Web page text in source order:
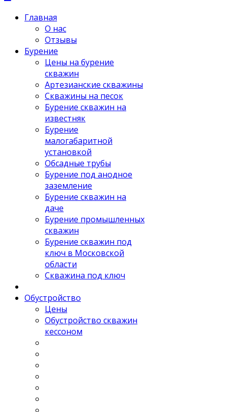
Главная
О нас
Отзывы
Бурение
Цены на бурение
скважин
Артезианские скважины
Скважины на песок
Бурение скважин на
известняк
Бурение
малогабаритной
установкой
Обсадные трубы
Бурение под анодное
заземление
Бурение скважин на
даче
Бурение промышленных
скважин
Бурение скважин под
ключ в Московской
области
Скважина под ключ
Обустройство
Цены
Обустройство скважин
кессоном